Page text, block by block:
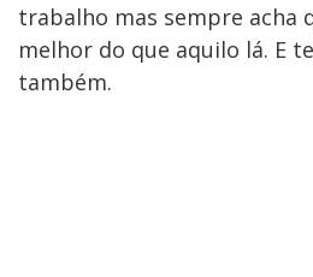
trabalho mas sempre acha
melhor do que aquilo lá. E
também.